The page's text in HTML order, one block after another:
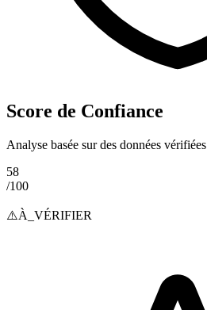
Score de Confiance
Analyse basée sur des données vérifiées
58
/100
⚠️À_VÉRIFIER